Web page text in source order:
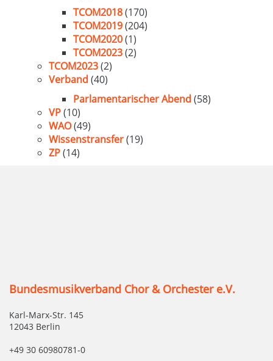
TCOM2018(170)
TCOM2019(204)
TCOM2020(1)
TCOM2023(2)
TCOM2023(2)
Verband (40)
Parlamentarischer Abend (58)
VP(10)
WAO(49)
Wissenstransfer(19)
ZP(14)
Bundesmusikverband Chor & Orchester e.V.
Karl-Marx-Str. 145
12043 Berlin
+49 30 60980781-0